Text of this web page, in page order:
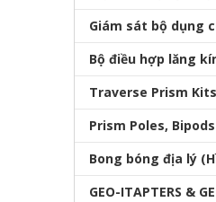
Giám sát bộ dụng
Traverse Prism
Prism Poles,
GEO-ITAPTERS &